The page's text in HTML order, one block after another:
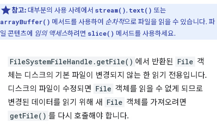
참고: 대부분의 사용 사례에서 stream(), text() 또는
arrayBuffer() 메서드를 사용하여 순차적으로 파일을 읽을 수 있습니다. 파
일 콘텐츠에 임의 액세스하려면 slice() 메서드를 사용하세요.
FileSystemFileHandle.getFile() 에서 반환된 File 객
체는 디스크의 기본 파일이 변경되지 않는 한 읽기 전용입니다.
디스크의 파일이 수정되면 File 객체를 읽을 수 없게 되므로
변경된 데이터를 읽기 위해 새
File 객체를 가져오려면
getFile() 를 다시 호출해야 합니다.